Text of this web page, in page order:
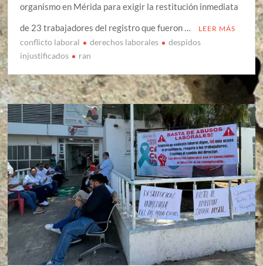
organismo en Mérida para exigir la restitución inmediata
de 23 trabajadores del registro que fueron …
LEER MÁS
conflicto laboral derechos laborales
despidos
injustificados
ran